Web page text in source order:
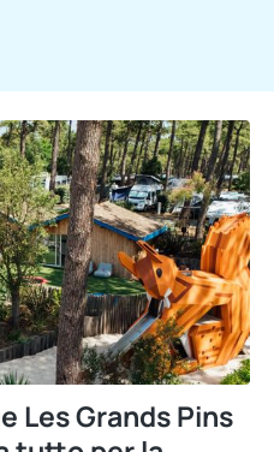
Les Grands Pins